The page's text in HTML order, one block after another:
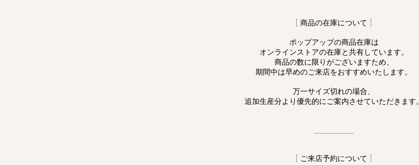
[ 商品の在庫について ]
ポップアップの商品在庫は
オンラインストアの在庫と共有しています。
商品の数に限りがございますため、
​期間中は早めのご来店をおすすめいたします。
万一サイズ切れの場合、
追加生産分より優先的にご案内させていただきます。
[ ご来店予約について ]